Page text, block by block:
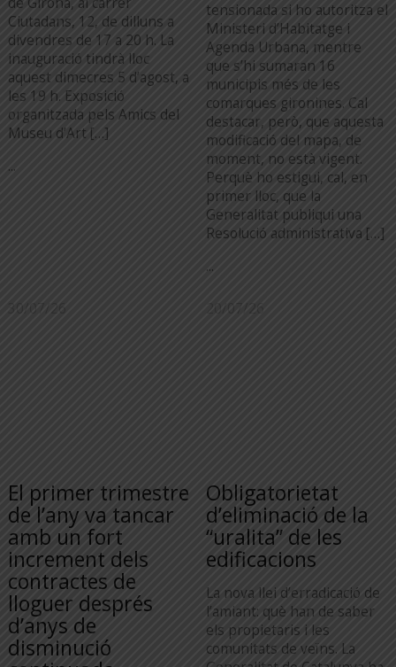
Ciutadans, 12, de dilluns a
divendres de 17 a 20 h. La
inauguració tindrà lloc
aquest dimecres 5 d’agost, a
les 19 h. Exposició
organitzada pels Amics del
Museu d’Art […]
...
tensionada si ho autoritza el
Ministeri d’Habitatge i
Agenda Urbana, mentre
que s’hi sumaran 16
municipis més de les
comarques gironines. Cal
destacar, però, que aquesta
modificació del mapa, de
moment, no està vigent.
Perquè ho estigui, cal, en
primer lloc, que la
Generalitat publiqui una
Resolució administrativa […]
...
30/07/26
El primer trimestre
de l’any va tancar
amb un fort
increment dels
contractes de
lloguer després
d’anys de
disminució
20/07/26
Obligatorietat
d’eliminació de la
“uralita” de les
edificacions
La nova llei d’erradicació de
l’amiant: què han de saber
els propietaris i les
comunitats de veïns. La